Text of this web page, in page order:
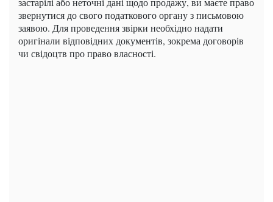
звернутися до свого податкового органу з письмовою
заявою. Для проведення звірки необхідно надати
оригінали відповідних документів, зокрема договорів
чи свідоцтв про право власності.